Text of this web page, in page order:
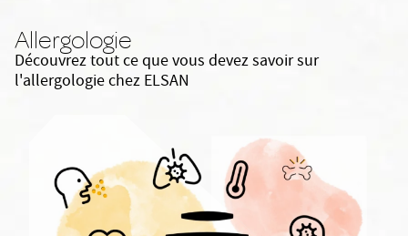
Allergologie
Découvrez tout ce que vous devez savoir sur
l'allergologie chez ELSAN